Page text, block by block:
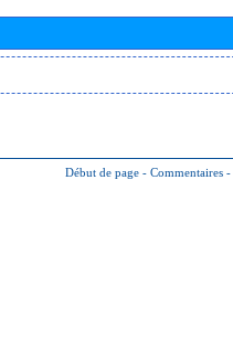
Début de page - Commentaires -